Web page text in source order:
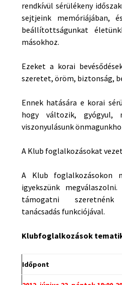
rendkívül sérülékeny
sejtjeink memóriájában,
beállítottságunkat
másokhoz.
Ezeket a korai
szeretet, öröm, biztonság,
Ennek hatására e korai
hogy változik, gyógyul,
viszonyulásunk
A Klub foglalkozásokat
A Klub foglalkozásokon
igyekszünk
támogatni
tanácsadás funkciójával.
Klubfoglalkozások
Időpont